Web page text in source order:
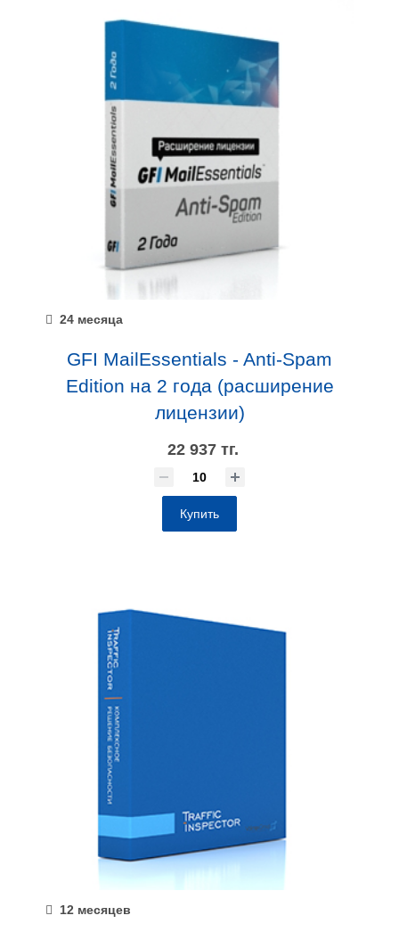
24 месяца
GFI MailEssentials - Anti-Spam
Edition на 2 года (расширение
лицензии)
22 937 тг.
Купить
12 месяцев